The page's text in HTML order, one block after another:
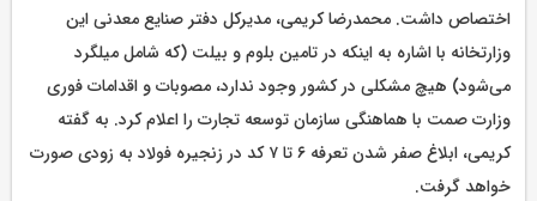
اختصاص داشت. محمدرضا کریمی، مدیرکل دفتر صنایع معدنی این
وزارتخانه با اشاره به اینکه در تامین بلوم و بیلت (که شامل میلگرد
می‌شود) هیچ مشکلی در کشور وجود ندارد، مصوبات و اقدامات فوری
وزارت صمت با هماهنگی سازمان توسعه تجارت را اعلام کرد. به گفته
کریمی، ابلاغ صفر شدن تعرفه ۶ تا ۷ کد در زنجیره فولاد به زودی صورت
خواهد گرفت.